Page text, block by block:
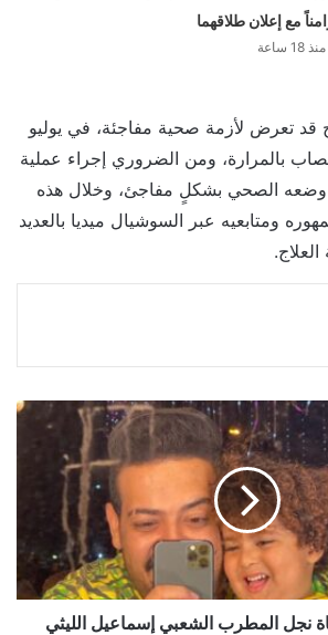
مع إعلان طلاقهما
منذ 18 ساعة
قد تعرض لأزمة صحية مفاجئة، في يوليو
بالمرارة، ومن الضروري إجراء عملية
وضعه الصحي بشكلٍ مفاجئ، وخلال هذه
ومتابعيه عبر السوشيال ميديا بالعديد
نجل المطرب الشعبي إسماعيل الليثي